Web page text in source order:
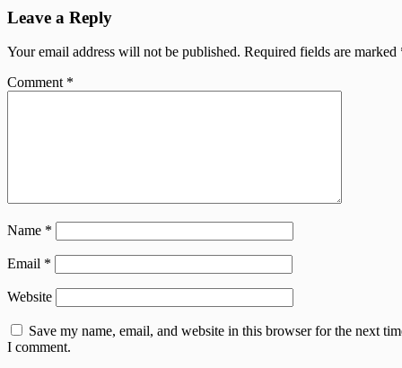
Leave a Reply
Your email address will not be published. Required fields are marked
Comment *
Name *
Email *
Website
Save my name, email, and website in this browser for the next
I comment.